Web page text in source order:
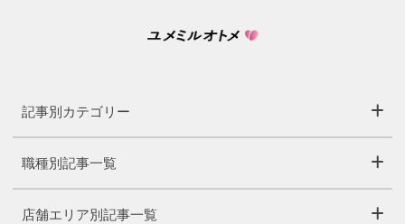
記事別カテゴリー
職種別記事一覧
店舗エリア別記事一覧